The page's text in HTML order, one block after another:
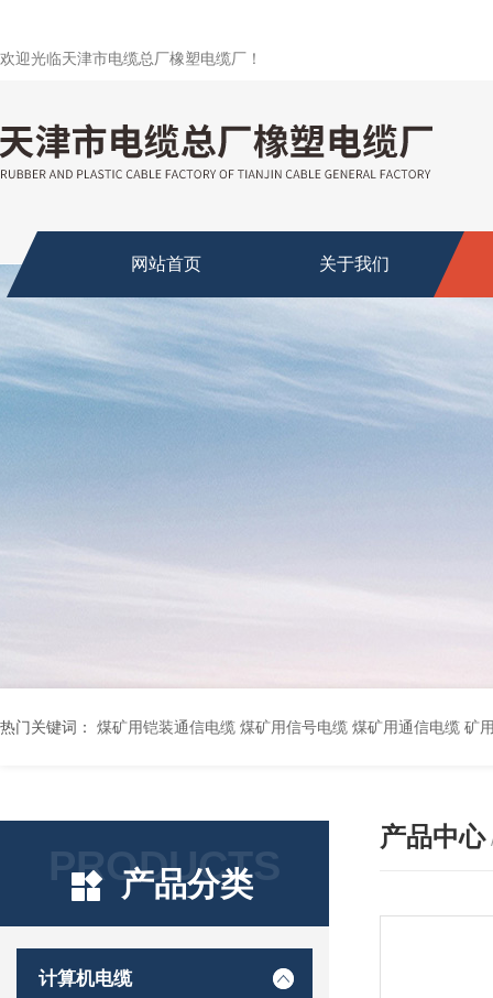
欢迎光临天津市电缆总厂橡塑电缆厂！
网站首页 关于我们
热门关键词： 煤矿用铠装通信电缆 煤矿用信号电缆 煤矿用通信电缆 矿用阻燃通信电缆 矿用监控电缆 矿用通信电缆 橡套软电缆YZ-3*1.5+1 YCW橡胶电缆3*10+1*6 船用橡套软电缆CEFR-3*2.5 煤矿用移动橡套软电缆MY3*4+1*4
PRODUCTS
产品分类
计算机电缆
产品中心